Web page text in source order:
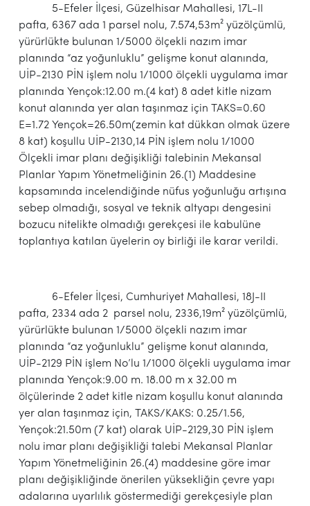
5-Efeler İlçesi, Güzelhisar Mahallesi, 17L-II
pafta, 6367 ada 1 parsel nolu, 7.574,53m² yüzölçümlü,
yürürlükte bulunan 1/5000 ölçekli nazım imar
planında “az yoğunluklu” gelişme konut alanında,
UİP-2130 PİN işlem nolu 1/1000 ölçekli uygulama imar
planında Yençok:12.00 m.(4 kat) 8 adet kitle nizam
konut alanında yer alan taşınmaz için TAKS=0.60
E=1.72 Yençok=26.50m(zemin kat dükkan olmak üzere
8 kat) koşullu UİP-2130,14 PİN işlem nolu 1/1000
Ölçekli imar planı değişikliği talebinin Mekansal
Planlar Yapım Yönetmeliğinin 26.(1) Maddesine
kapsamında incelendiğinde nüfus yoğunluğu artışına
sebep olmadığı, sosyal ve teknik altyapı dengesini
bozucu nitelikte olmadığı gerekçesi ile kabulüne
toplantıya katılan üyelerin oy birliği ile karar verildi.
6-Efeler İlçesi, Cumhuriyet Mahallesi, 18J-II
pafta, 2334 ada 2 parsel nolu, 2336,19m² yüzölçümlü,
yürürlükte bulunan 1/5000 ölçekli nazım imar
planında “az yoğunluklu” gelişme konut alanında,
UİP-2129 PİN işlem No’lu 1/1000 ölçekli uygulama imar
planında Yençok:9.00 m. 18.00 m x 32.00 m
ölçülerinde 2 adet kitle nizam koşullu konut alanında
yer alan taşınmaz için, TAKS/KAKS: 0.25/1.56,
Yençok:21.50m (7 kat) olarak UİP-2129,30 PİN işlem
nolu imar planı değişikliği talebi Mekansal Planlar
Yapım Yönetmeliğinin 26.(4) maddesine göre imar
planı değişikliğinde önerilen yüksekliğin çevre yapı
adalarına uyarlılık göstermediği gerekçesiyle plan